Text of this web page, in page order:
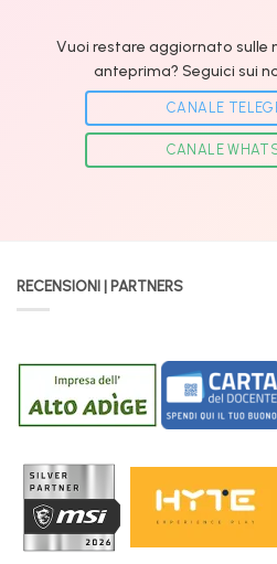
Vuoi restare aggiornato sulle
anteprima? Seguici sui
CANALE
CANALE
RECENSIONI | PARTNERS